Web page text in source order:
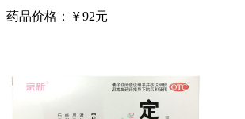
药品价格：￥92元